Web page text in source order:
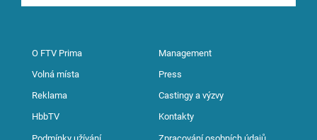
O FTV Prima Management
Volná místa Press
Reklama Castingy a výzvy
HbbTV Kontakty